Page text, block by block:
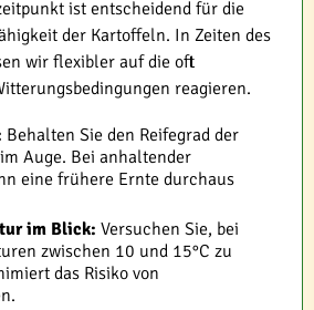
ist entscheidend für die
der Kartoffeln. In Zeiten des
wir flexibler auf die oft
reagieren.
Behalten Sie den Reifegrad der
Auge. Bei anhaltender
eine frühere Ernte durchaus
im Blick: Versuchen Sie, bei
zwischen 10 und 15°C zu
das Risiko von